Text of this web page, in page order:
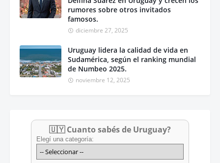
rumores sobre otros invitados
famosos.
diciembre 27, 2025
Uruguay lidera la calidad de vida en
Sudamérica, según el ranking mundial
de Numbeo 2025.
noviembre 12, 2025
🇺🇾 Cuanto sabés de Uruguay?
Elegí una categoría: